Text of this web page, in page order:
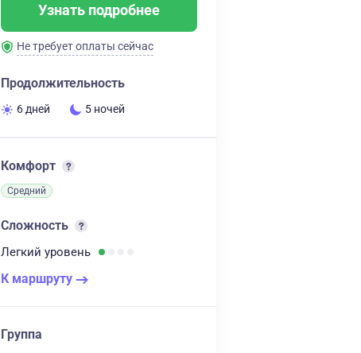
Узнать подробнее
Не требует оплаты сейчас
Продолжительность
6 дней 5 ночей
Комфорт
Средний
Сложность
Легкий уровень
К маршруту
Группа